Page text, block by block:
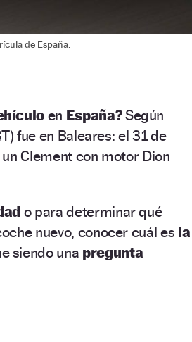
de España.
en España?Según
fue en Baleares: el 31 de
Clement con motor Dion
o para determinar qué
nuevo, conocer cuál es la
siendo una pregunta